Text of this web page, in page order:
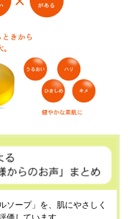
ソープ」を、肌にやさしく